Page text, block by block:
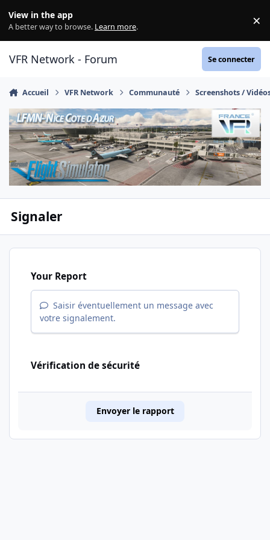
View in the app
A better way to browse. Learn more. ×
VFR Network - Forum Se connecter
Accueil VFR Network Communauté Screenshots /
Signaler
Your Report
Saisir éventuellement un message avec
votre signalement.
Vérification de sécurité
Envoyer le rapport